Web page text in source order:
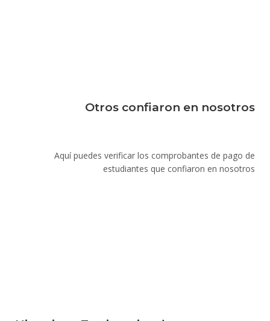
Otros confiaron en nosotros
Aquí puedes verificar los comprobantes de pago de
estudiantes que confiaron en nosotros